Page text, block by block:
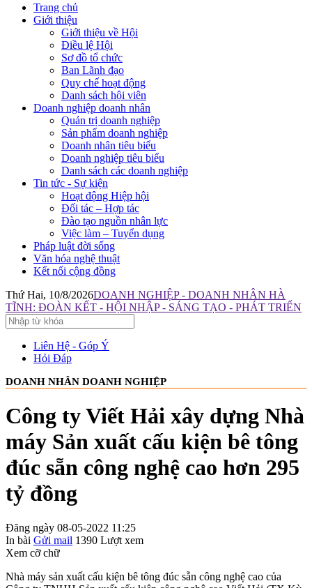
Trang chủ
Giới thiệu
Giới thiệu về Hội
Điều lệ Hội
Sơ đồ tổ chức
Ban Lãnh đạo
Quy chế hoạt động
Danh sách hội viên
Doanh nghiệp doanh nhân
Quản trị doanh nghiệp
Sản phẩm doanh nghiệp
Doanh nhân tiêu biểu
Doanh nghiệp tiêu biểu
Danh sách các doanh nghiệp
Tin tức - Sự kiện
Hoạt động Hiệp hội
Đối tác – Hợp tác
Đào tạo nguồn nhân lực
Việc làm – Tuyển dụng
Pháp luật đời sống
Văn hóa nghệ thuật
Kết nối cộng đồng
Thứ Hai, 10/8/2026DOANH NGHIỆP - DOANH NHÂN HÀ
TĨNH: ĐOÀN KẾT - HỘI NHẬP - SÁNG TẠO - PHÁT TRIỂN
Liên Hệ - Góp Ý
Hỏi Đáp
DOANH NHÂN DOANH NGHIỆP
Công ty Viết Hải xây dựng Nhà
máy Sản xuất cấu kiện bê tông
đúc sẵn công nghệ cao hơn 295
tỷ đồng
Đăng ngày 08-05-2022 11:25
In bài Gửi mail 1390 Lượt xem
Xem cỡ chữ
Nhà máy sản xuất cấu kiện bê tông đúc sẵn công nghệ cao của